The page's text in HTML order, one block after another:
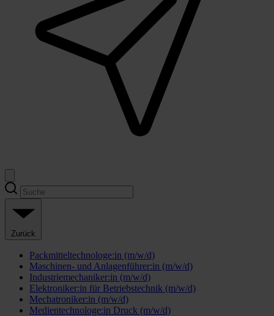
Zurück
Packmitteltechnologe:in (m/w/d)
Maschinen- und Anlagenführer:in (m/w/d)
Industriemechaniker:in (m/w/d)
Elektroniker:in für Betriebstechnik (m/w/d)
Mechatroniker:in (m/w/d)
Medientechnologe:in Druck (m/w/d)